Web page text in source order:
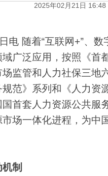
2025年02月21日
随着“互联网+”、数
广泛应用，按照《首
监管和人力社保三地
范》系列和《人力资
首套人力资源公共服
场一体化进程，为
制